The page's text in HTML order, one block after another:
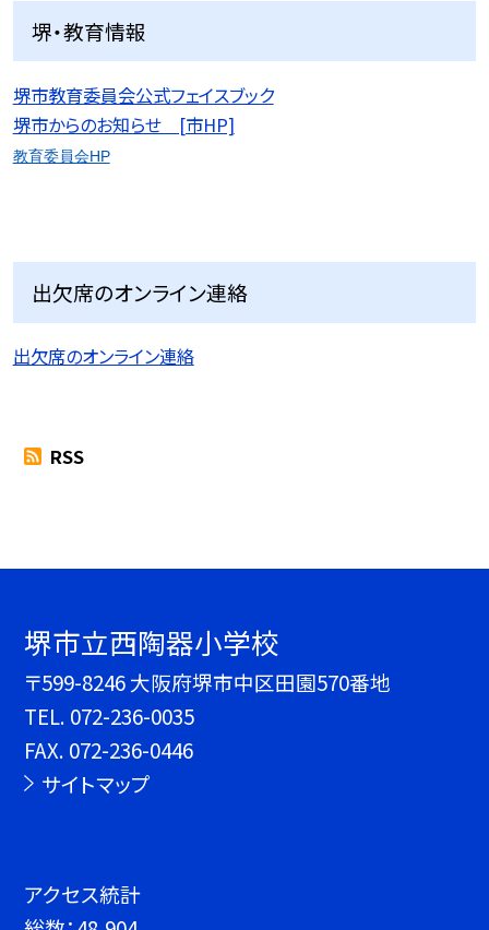
堺・教育情報
堺市教育委員会公式フェイスブック
堺市からのお知らせ [市HP]
教育委員会HP
出欠席のオンライン連絡
出欠席のオンライン連絡
RSS
堺市立西陶器小学校
〒599-8246 大阪府堺市中区田園570番地
TEL. 072-236-0035
FAX. 072-236-0446
サイトマップ
アクセス統計